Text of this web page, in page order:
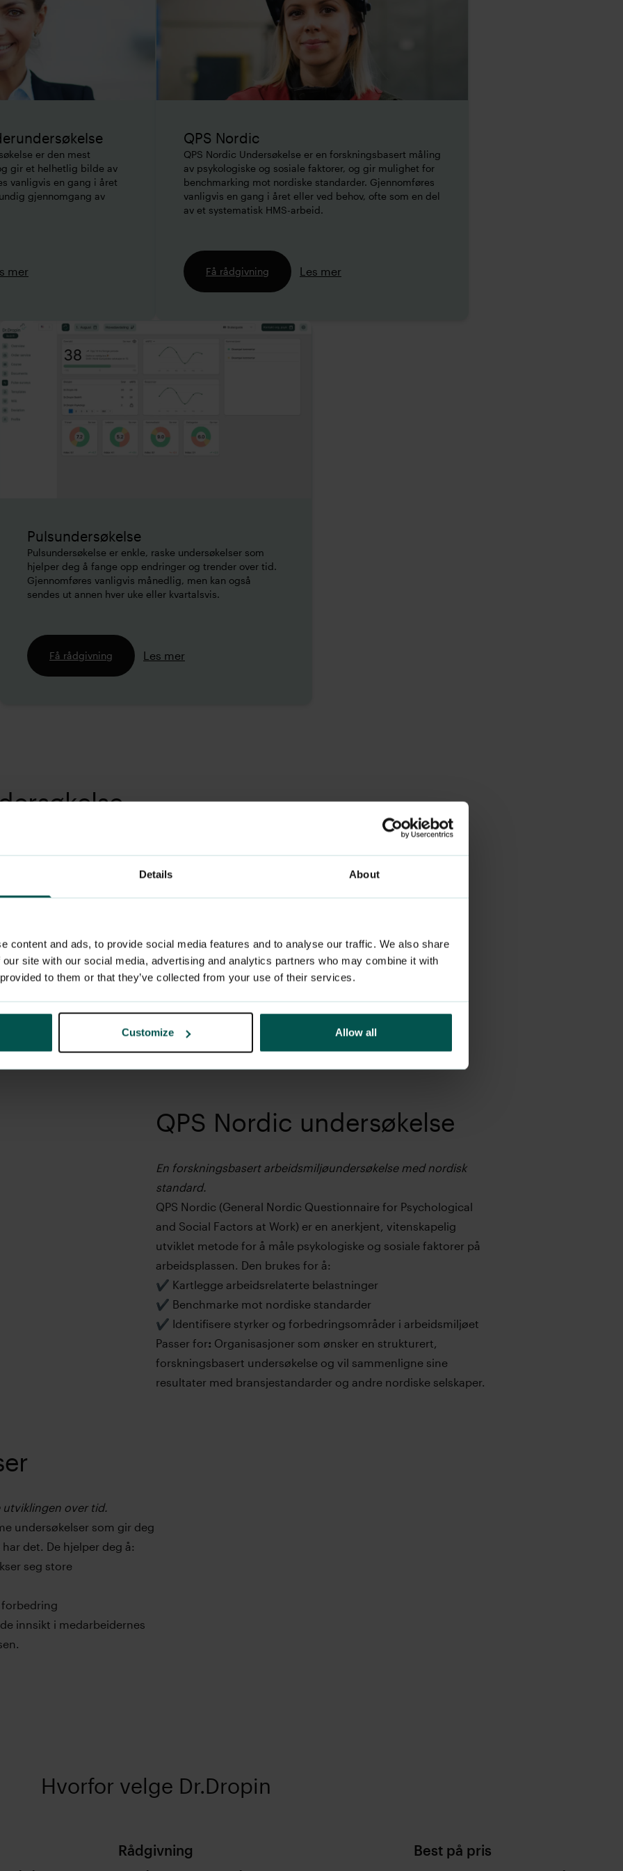
Details About
content and ads, to provide social media features and to analyse our traffic. We also share
site with our social media, advertising and analytics partners who may combine it with
to them or that they’ve collected from your use of their services.
Customize Allow all
er den mest
gir et helhetlig bilde av
vanligvis en gang i året
gjennomgang av
mer
QPS Nordic
QPS Nordic Undersøkelse er en forskningsbasert måling
av psykologiske og sosiale faktorer, og gir mulighet for
benchmarking mot nordiske standarder. Gjennomføres
vanligvis en gang i året eller ved behov, ofte som en del
av et systematisk HMS-arbeid.
Få rådgivning Les mer
Pulsundersøkelse
Pulsundersøkelse er enkle, raske undersøkelser som
hjelper deg å fange opp endringer og trender over tid.
Gjennomføres vanligvis månedlig, men kan også
sendes ut annen hver uke eller kvartalsvis.
Få rådgivning Les mer
og medarbeidertrivsel.
for deg som ønsker et
opplever arbeidsplassen.
og datadrevet forståelse
med forbedringer
QPS Nordic undersøkelse
En forskningsbasert arbeidsmiljøundersøkelse med nordisk
standard.
QPS Nordic (General Nordic Questionnaire for Psychological
and Social Factors at Work) er en anerkjent, vitenskapelig
utviklet metode for å måle psykologiske og sosiale faktorer på
arbeidsplassen. Den brukes for å:
✔️ Kartlegge arbeidsrelaterte belastninger
✔️ Benchmarke mot nordiske standarder
✔️ Identifisere styrker og forbedringsområder i arbeidsmiljøet
Passer for: Organisasjoner som ønsker en strukturert,
forskningsbasert undersøkelse og vil sammenligne sine
resultater med bransjestandarder og andre nordiske selskaper.
over tid.
undersøkelser som gir deg
det. De hjelper deg å:
seg store
innsikt i medarbeidernes
Hvorfor velge Dr.Dropin
Rådgivning Best på pris